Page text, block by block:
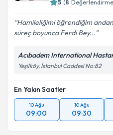
5 (8
Hamileliğimi öğrendiğim
süreç boyunca Ferdi Bey...
Acıbadem International
Yeşilköy, İstanbul Caddesi No:82
En Yakın Saatler
10 Ağu
09:00
10 Ağu
09:30